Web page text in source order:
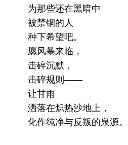
为那些还在黑暗中
被禁锢的人
种下希望吧。
愿风暴来临，
击碎沉默，
击碎规则——
让甘雨
洒落在炽热沙地上，
化作纯净与反叛的泉源。